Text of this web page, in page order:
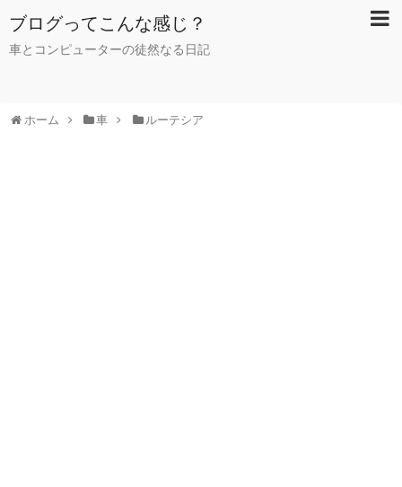
ブログってこんな感じ？
車とコンピューターの徒然なる日記
ホーム 車 ルーテシア